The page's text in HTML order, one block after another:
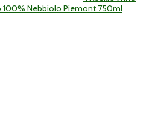
100% Nebbiolo Piemont 750ml